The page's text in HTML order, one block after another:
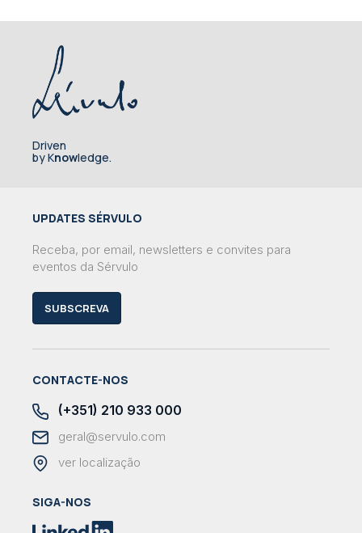
Driven
by Knowledge.
UPDATES SÉRVULO
Receba, por email, newsletters e convites para
eventos da Sérvulo
SUBSCREVA
CONTACTE-NOS
(+351) 210 933 000
geral@servulo.com
ver localização
SIGA-NOS